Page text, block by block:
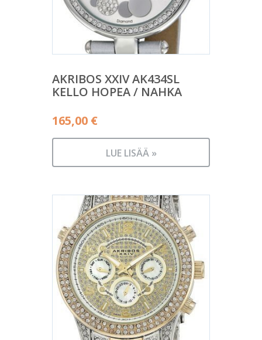
AKRIBOS XXIV AK434SL
KELLO HOPEA / NAHKA
165,00 €
LUE LISÄÄ »